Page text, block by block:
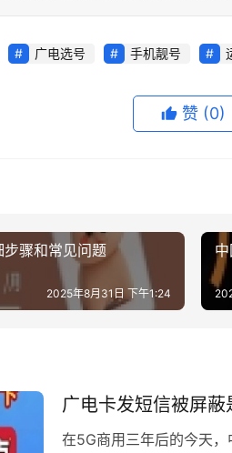
广电选号 手机靓号
赞 (0)
骤和常见问题
2025年8月31日 下午1:24
广电卡发短信被屏
在5G商用三年后的今天